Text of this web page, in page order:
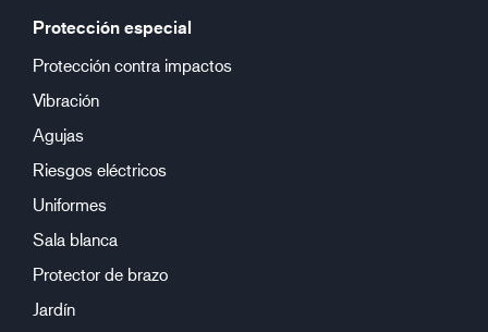
Protección especial
Protección contra impactos
Vibración
Agujas
Riesgos eléctricos
Uniformes
Sala blanca
Protector de brazo
Jardín